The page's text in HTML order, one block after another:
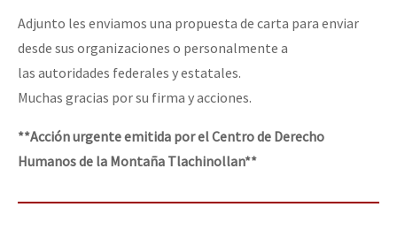
Adjunto les enviamos una propuesta de carta para enviar
desde sus organizaciones o personalmente a
las autoridades federales y estatales.
Muchas gracias por su firma y acciones.
**Acción urgente emitida por el Centro de Derecho
Humanos de la Montaña Tlachinollan**